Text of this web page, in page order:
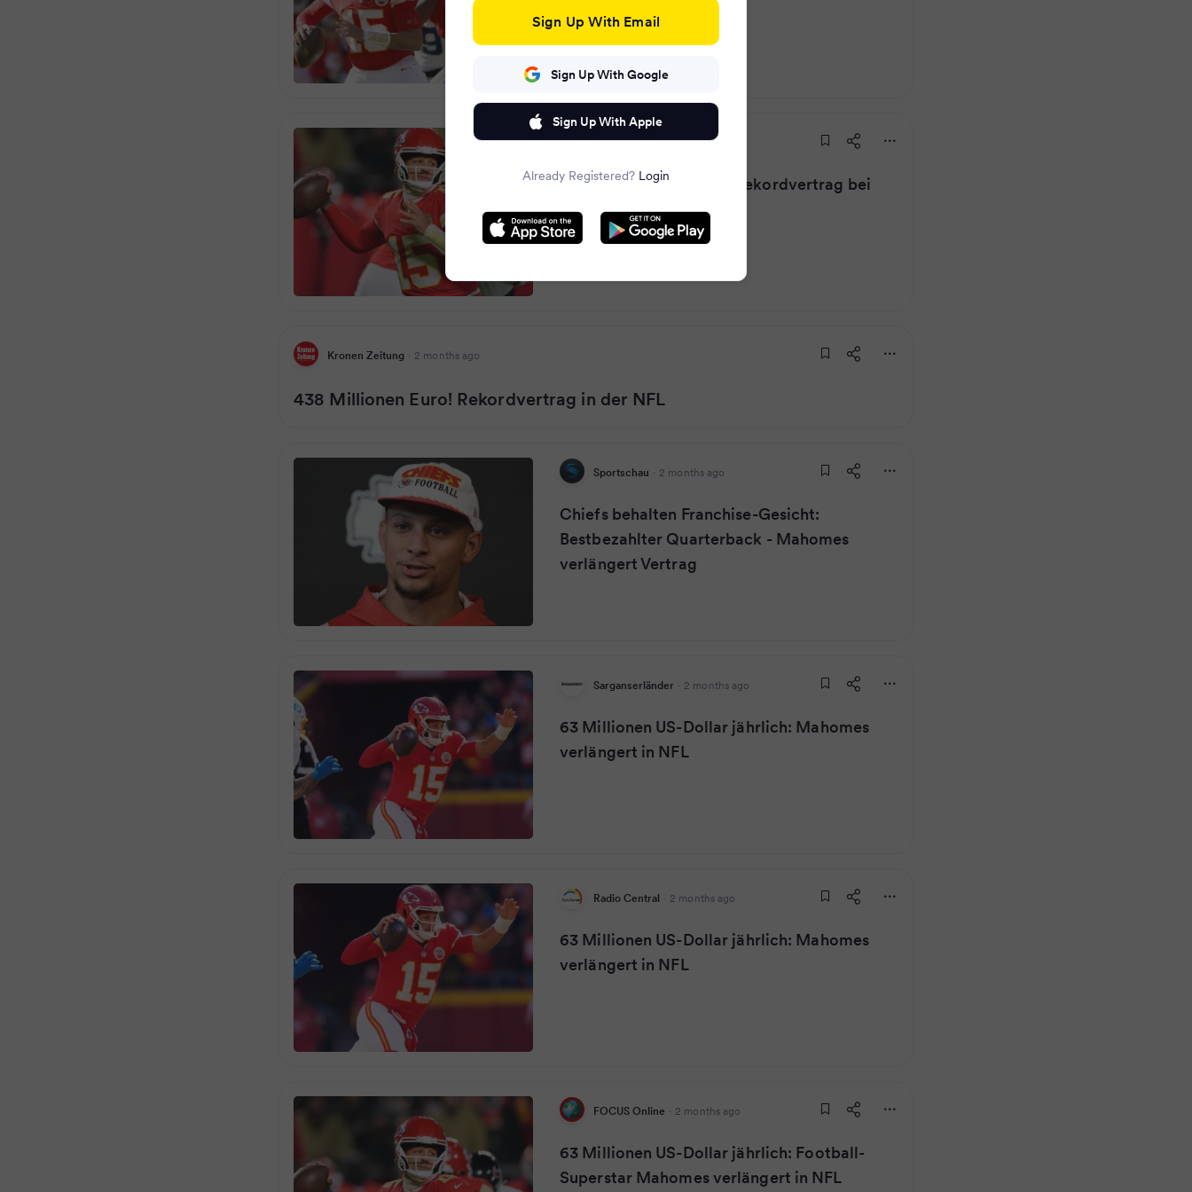
FAZ.NET · 2 months ago
Patrick Mahomes: NFL-Rekordvertrag bei
den Kansas City Chiefs
Kronen Zeitung · 2 months ago
438 Millionen Euro! Rekordvertrag in der NFL
Sportschau · 2 months ago
Chiefs behalten Franchise-Gesicht:
Bestbezahlter Quarterback - Mahomes
verlängert Vertrag
Sarganserländer · 2 months ago
63 Millionen US-Dollar jährlich: Mahomes
verlängert in NFL
Radio Central · 2 months ago
63 Millionen US-Dollar jährlich: Mahomes
verlängert in NFL
FOCUS Online · 2 months ago
63 Millionen US-Dollar jährlich: Football-
Superstar Mahomes verlängert in NFL
Sign Up With Email
Sign Up With Google
Sign Up With Apple
Already Registered? Login